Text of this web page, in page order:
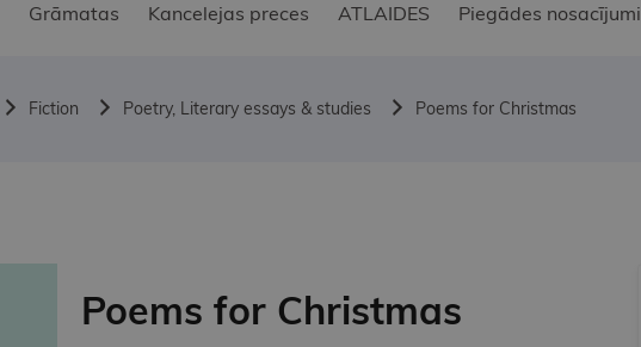
Grāmatas Kancelejas preces ATLAIDES Piegādes nosacījumi
Fiction Poetry, Literary essays & studies Poems for Christmas
Poems for Christmas